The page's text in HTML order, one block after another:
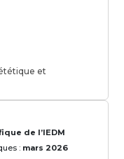
et
de l’IEDM
: mars 2026